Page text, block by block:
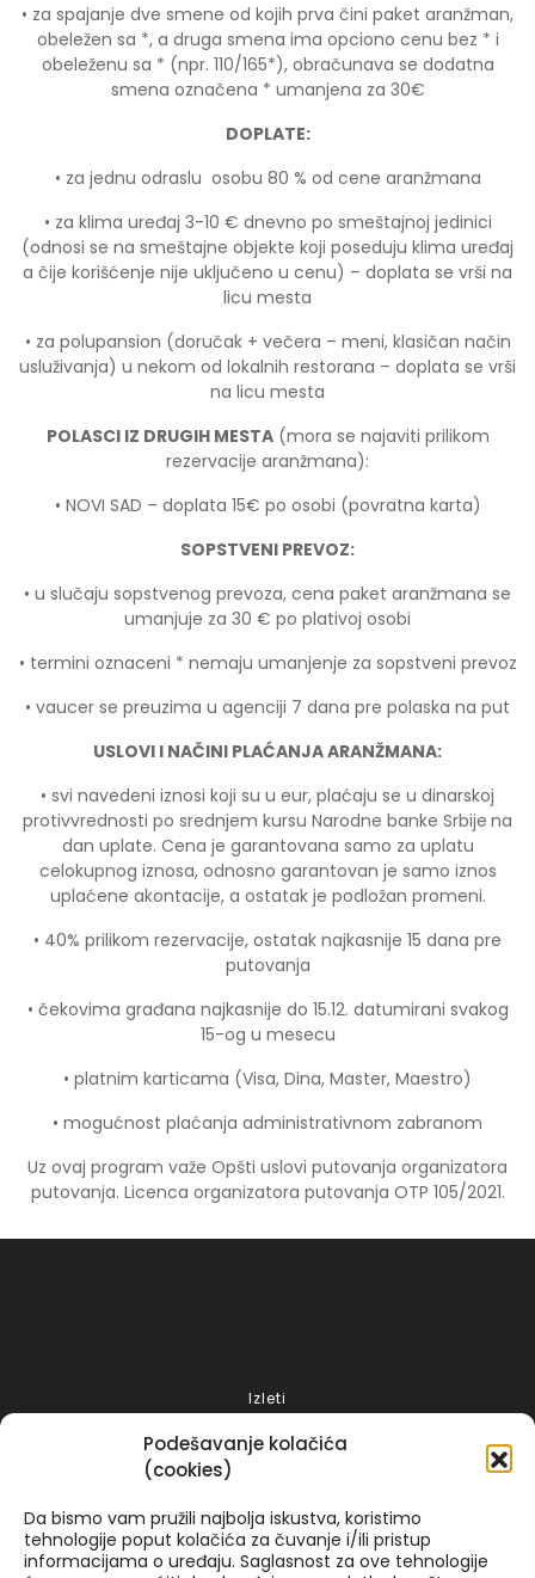
Podešavanje kolačića
(cookies)
Da bismo vam pružili najbolja iskustva, koristimo
tehnologije poput kolačića za čuvanje i/ili pristup
informacijama o uređaju. Saglasnost za ove tehnologije
• za spajanje dve smene od kojih prva čini paket aranžman,
obeležen sa *, a druga smena ima opciono cenu bez * i
obeleženu sa * (npr. 110/165*), obračunava se dodatna
smena označena * umanjena za 30€
DOPLATE:
• za jednu odraslu osobu 80 % od cene aranžmana
• za klima uređaj 3-10 € dnevno po smeštajnoj jedinici
(odnosi se na smeštajne objekte koji poseduju klima uređaj
a čije korišćenje nije uključeno u cenu) – doplata se vrši na
licu mesta
• za polupansion (doručak + večera – meni, klasičan način
usluživanja) u nekom od lokalnih restorana – doplata se vrši
na licu mesta
POLASCI IZ DRUGIH MESTA(mora se najaviti prilikom
rezervacije aranžmana):
• NOVI SAD – doplata 15€ po osobi (povratna karta)
SOPSTVENI PREVOZ:
• u slučaju sopstvenog prevoza, cena paket aranžmana se
umanjuje za 30 € po plativoj osobi
• termini oznaceni * nemaju umanjenje za sopstveni prevoz
• vaucer se preuzima u agenciji 7 dana pre polaska na put
USLOVI I NAČINI PLAĆANJA ARANŽMANA:
• svi navedeni iznosi koji su u eur, plaćaju se u dinarskoj
protivvrednosti po srednjem kursu Narodne banke Srbije na
dan uplate. Cena je garantovana samo za uplatu
celokupnog iznosa, odnosno garantovan je samo iznos
uplaćene akontacije, a ostatak je podložan promeni.
• 40% prilikom rezervacije, ostatak najkasnije 15 dana pre
putovanja
• čekovima građana najkasnije do 15.12. datumirani svakog
15-og u mesecu
• platnim karticama (Visa, Dina, Master, Maestro)
• mogućnost plaćanja administrativnom zabranom
Uz ovaj program važe Opšti uslovi putovanja organizatora
putovanja. Licenca organizatora putovanja OTP 105/2021.
Izleti
Putovanja 2025
Grčka 2026
Spanija 2025
Italija